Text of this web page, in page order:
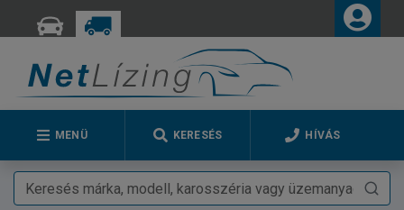
MENÜ KERESÉS HÍVÁS